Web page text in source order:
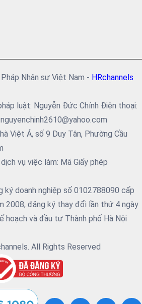
Nhân sự Việt Nam - HRchannels
luật: Nguyễn Đức Chính Điện thoại:
Việt Á, số 9 Duy Tân, Phường Cầu
vụ việc làm: Mã Giấy phép
ký doanh nghiệp số 0102788090 cấp
2008, đăng ký thay đổi lần thứ 4 ngày
và đầu tư Thành phố Hà Nội
All Rights Reserved